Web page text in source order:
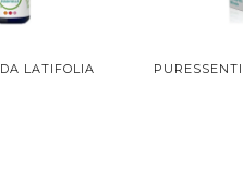
LATIFOLIA